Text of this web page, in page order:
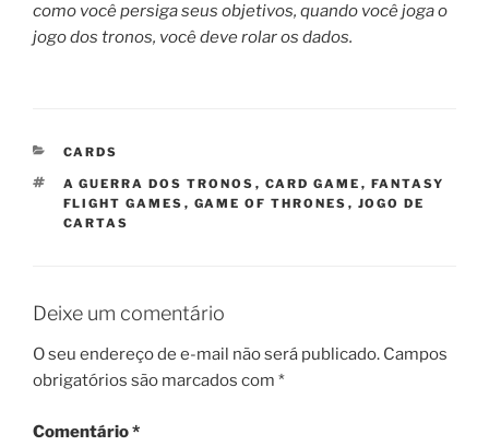
como você persiga seus objetivos, quando você joga o
jogo dos tronos, você deve rolar os dados.
CATEGORIAS
CARDS
TAGS
A GUERRA DOS TRONOS , CARD GAME , FANTASY
FLIGHT GAMES , GAME OF THRONES , JOGO DE
CARTAS
Deixe um comentário
O seu endereço de e-mail não será publicado. Campos
obrigatórios são marcados com *
Comentário*